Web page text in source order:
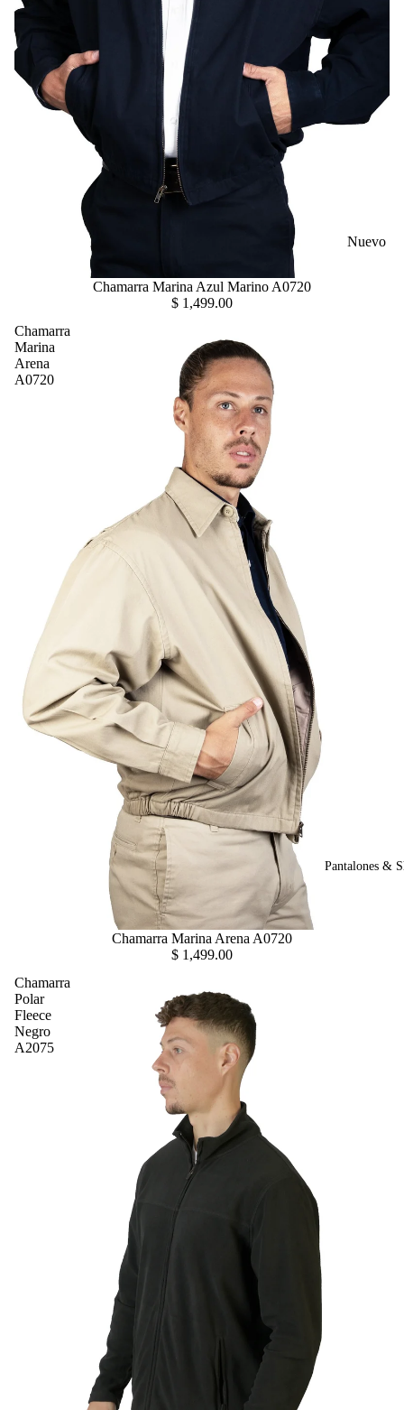
Nuevo
Pantalones &
Chamarra Marina Azul Marino A0720
$ 1,499.00
Chamarra
Marina
Arena
A0720
Chamarra Marina Arena A0720
$ 1,499.00
Chamarra
Polar
Fleece
Negro
A2075